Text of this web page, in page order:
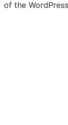
of the